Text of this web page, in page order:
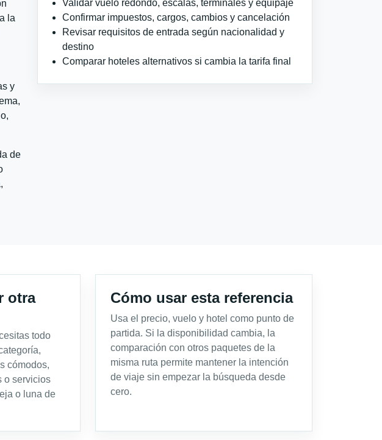
la
y
de
Validar vuelo redondo, escalas, terminales y equipaje
Confirmar impuestos, cargos, cambios y cancelación
Revisar requisitos de entrada según nacionalidad y
destino
Comparar hoteles alternativos si cambia la tarifa final
otra
todo
cómodos,
o servicios
o luna de
Cómo usar esta referencia
Usa el precio, vuelo y hotel como punto de
partida. Si la disponibilidad cambia, la
comparación con otros paquetes de la
misma ruta permite mantener la intención
de viaje sin empezar la búsqueda desde
cero.